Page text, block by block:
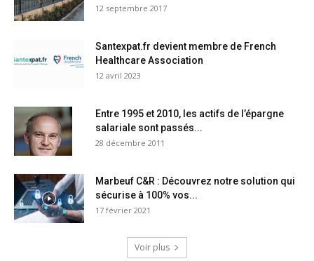
12 septembre 2017
Santexpat.fr devient membre de French
Healthcare Association
12 avril 2023
Entre 1995 et 2010, les actifs de l’épargne
salariale sont passés...
28 décembre 2011
Marbeuf C&R : Découvrez notre solution qui
sécurise à 100% vos...
17 février 2021
Voir plus